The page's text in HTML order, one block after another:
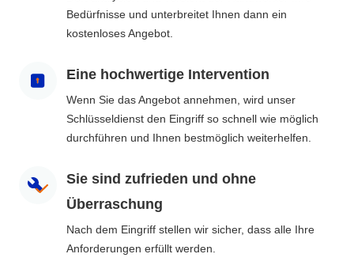
Bedürfnisse und unterbreitet Ihnen dann ein
kostenloses Angebot.
Eine hochwertige Intervention
Wenn Sie das Angebot annehmen, wird unser
Schlüsseldienst den Eingriff so schnell wie möglich
durchführen und Ihnen bestmöglich weiterhelfen.
Sie sind zufrieden und ohne
Überraschung
Nach dem Eingriff stellen wir sicher, dass alle Ihre
Anforderungen erfüllt werden.